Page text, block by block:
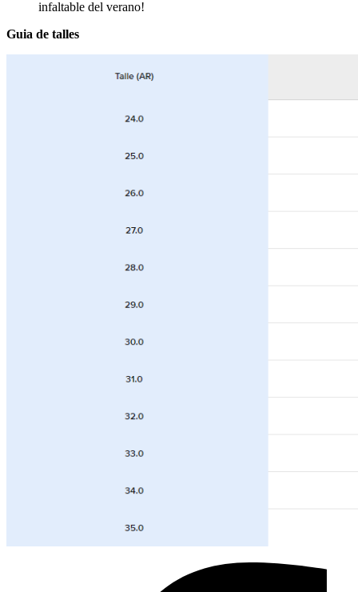
infaltable del verano!
Guia de talles